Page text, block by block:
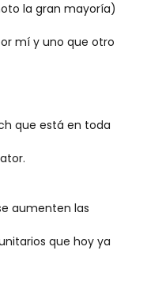
la gran mayoría)
mí y uno que otro
que está en toda
aumenten las
que hoy ya